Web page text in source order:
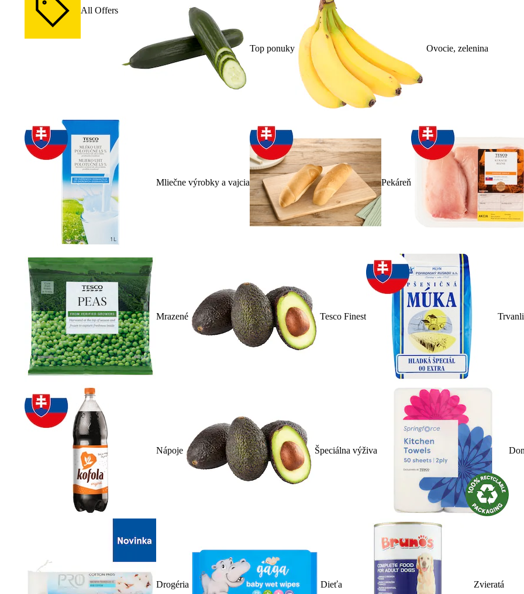
All Offers
Top ponuky Ovocie, zelenina
Mliečne výrobky a vajcia Pekáreň
Mrazené Tesco Finest
Nápoje Špeciálna výživa
Drogéria Dieťa Zvieratá